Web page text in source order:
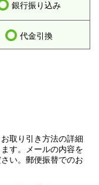
銀行振り込み
代金引換
取り引き方法の詳細
す。メールの内容を
い。郵便振替でのお